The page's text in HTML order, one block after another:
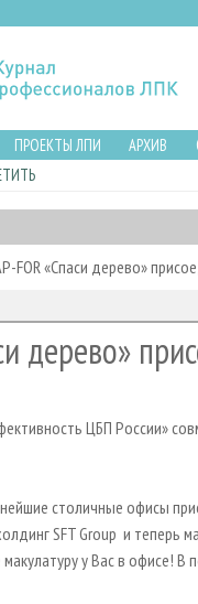
ПРОЕКТЫ ЛПИ АРХИВ
FOR «Спаси дерево»
дерево»
ЦБП России»
столичные офисы
SFT Group и теперь
у Вас в офисе!